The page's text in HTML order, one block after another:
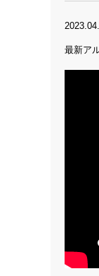
最新ア